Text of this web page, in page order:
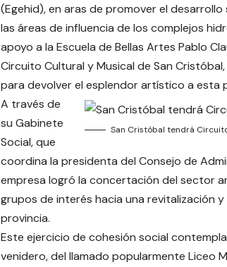
(Egehid), en aras de promover el
las áreas de influencia de los complejos
apoyo a la Escuela de Bellas Artes Pablo
Circuito Cultural y Musical de San
para devolver el esplendor artístico a esta
San Cristóbal tendrá
A través de
su Gabinete
Social, que
coordina la presidenta del Consejo de
empresa logró la concertación del sector
grupos de interés hacia una revitalización
provincia.
Este ejercicio de cohesión social
venidero, del llamado popularmente Liceo